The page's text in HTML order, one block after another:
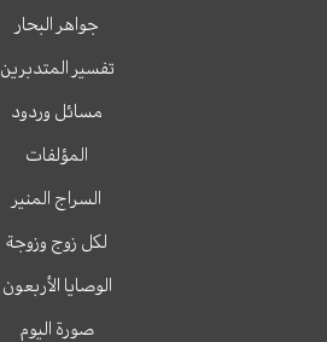
جواهر البحار
تفسير المتدبرين
مسائل وردود
المؤلفات
السراج المنير
لكل زوج وزوجة
الوصايا الأربعون
صورة اليوم